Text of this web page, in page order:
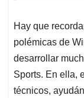
Hay que
polémicas de
desarrollar
Sports. En ella,
técnicos,